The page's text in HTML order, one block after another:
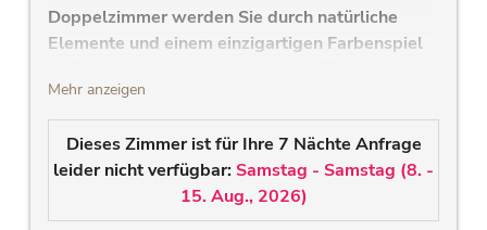
Doppelzimmer werden Sie durch natürliche
Elemente und einem einzigartigen Farbenspiel
eintauchen. Moderne Badezimmer zum
wohlfühlen.
hochwertiges Vollholzbett
modernes Badezimmer mit Dusche, Wlan
Radio, großem Waschtisch, großem Spiegel
Mehr anzeigen
Dieses Zimmer ist für Ihre 7 Nächte Anfrage
leider nicht verfügbar: Samstag - Samstag (8. -
15. Aug., 2026)